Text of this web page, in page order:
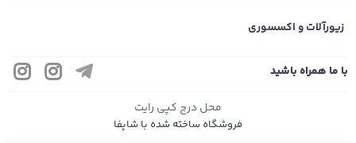
زیورآلات و اکسسوری
با ما همراه باشید
محل درج کپی رایت
فروشگاه ساخته شده با شاپفا